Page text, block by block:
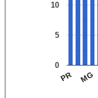
PR MG
0
5
10